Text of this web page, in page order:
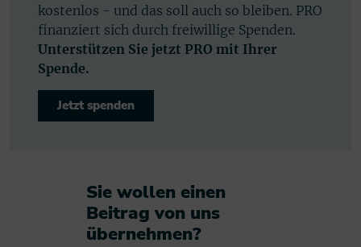
kostenlos - und das soll auch so bleiben. PRO
finanziert sich durch freiwillige Spenden.
Unterstützen Sie jetzt PRO mit Ihrer
Spende.
Jetzt spenden
Sie wollen einen
Beitrag von uns
übernehmen?​